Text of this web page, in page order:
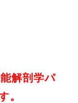
解剖学パ
。